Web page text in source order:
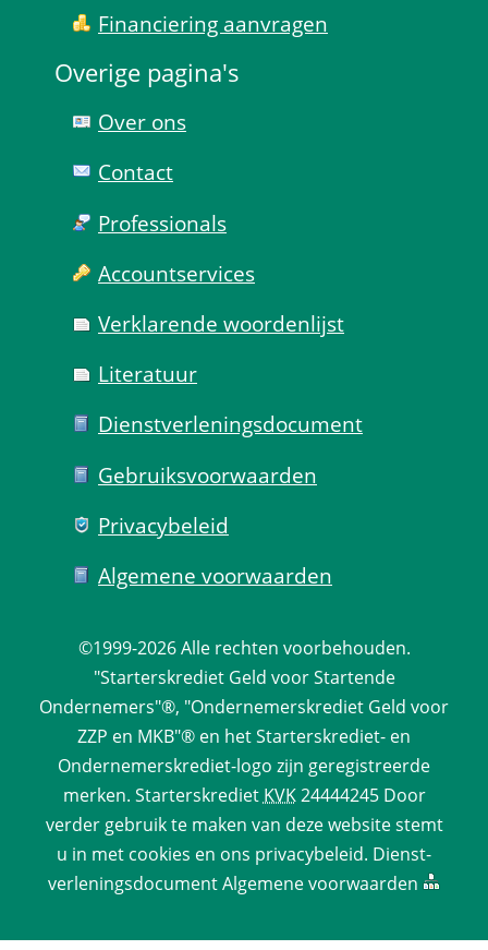
Financiering aanvragen
Overige pagina's
Over ons
Contact
Professionals
Account­services
Verklarende woorden­lijst
Literatuur
Dienst­verlenings­document
Gebruiks­voorwaarden
Privacy­beleid
Algemene voorwaarden
©1999-2026 Alle rechten voorbehouden.
"Starterskrediet Geld voor Startende
Ondernemers"®, "Ondernemerskrediet Geld voor
ZZP en MKB"® en het Starterskrediet- en
Ondernemerskrediet-logo zijn geregistreerde
merken. Starterskrediet KVK 24444245 Door
verder gebruik te maken van deze website stemt
u in met cookies en ons privacy­beleid. Dienst­
verlenings­documentAlgemene voorwaarden